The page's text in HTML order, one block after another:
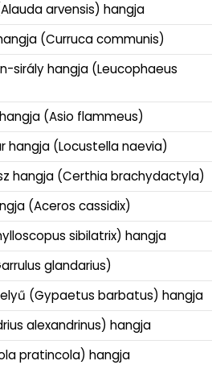
arvensis) hangja
(Curruca communis)
sirály hangja (Leucophaeus
(Asio flammeus)
hangja (Locustella naevia)
hangja (Certhia brachydactyla)
(Aceros cassidix)
sibilatrix) hangja
glandarius)
(Gypaetus barbatus) hangja
alexandrinus) hangja
pratincola) hangja